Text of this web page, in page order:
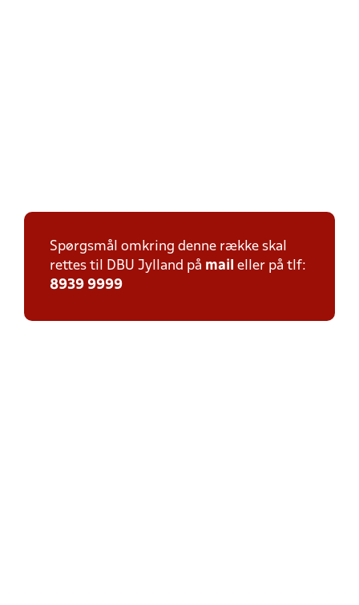
Spørgsmål omkring denne række skal
rettes til DBU Jylland på mail eller på tlf:
8939 9999